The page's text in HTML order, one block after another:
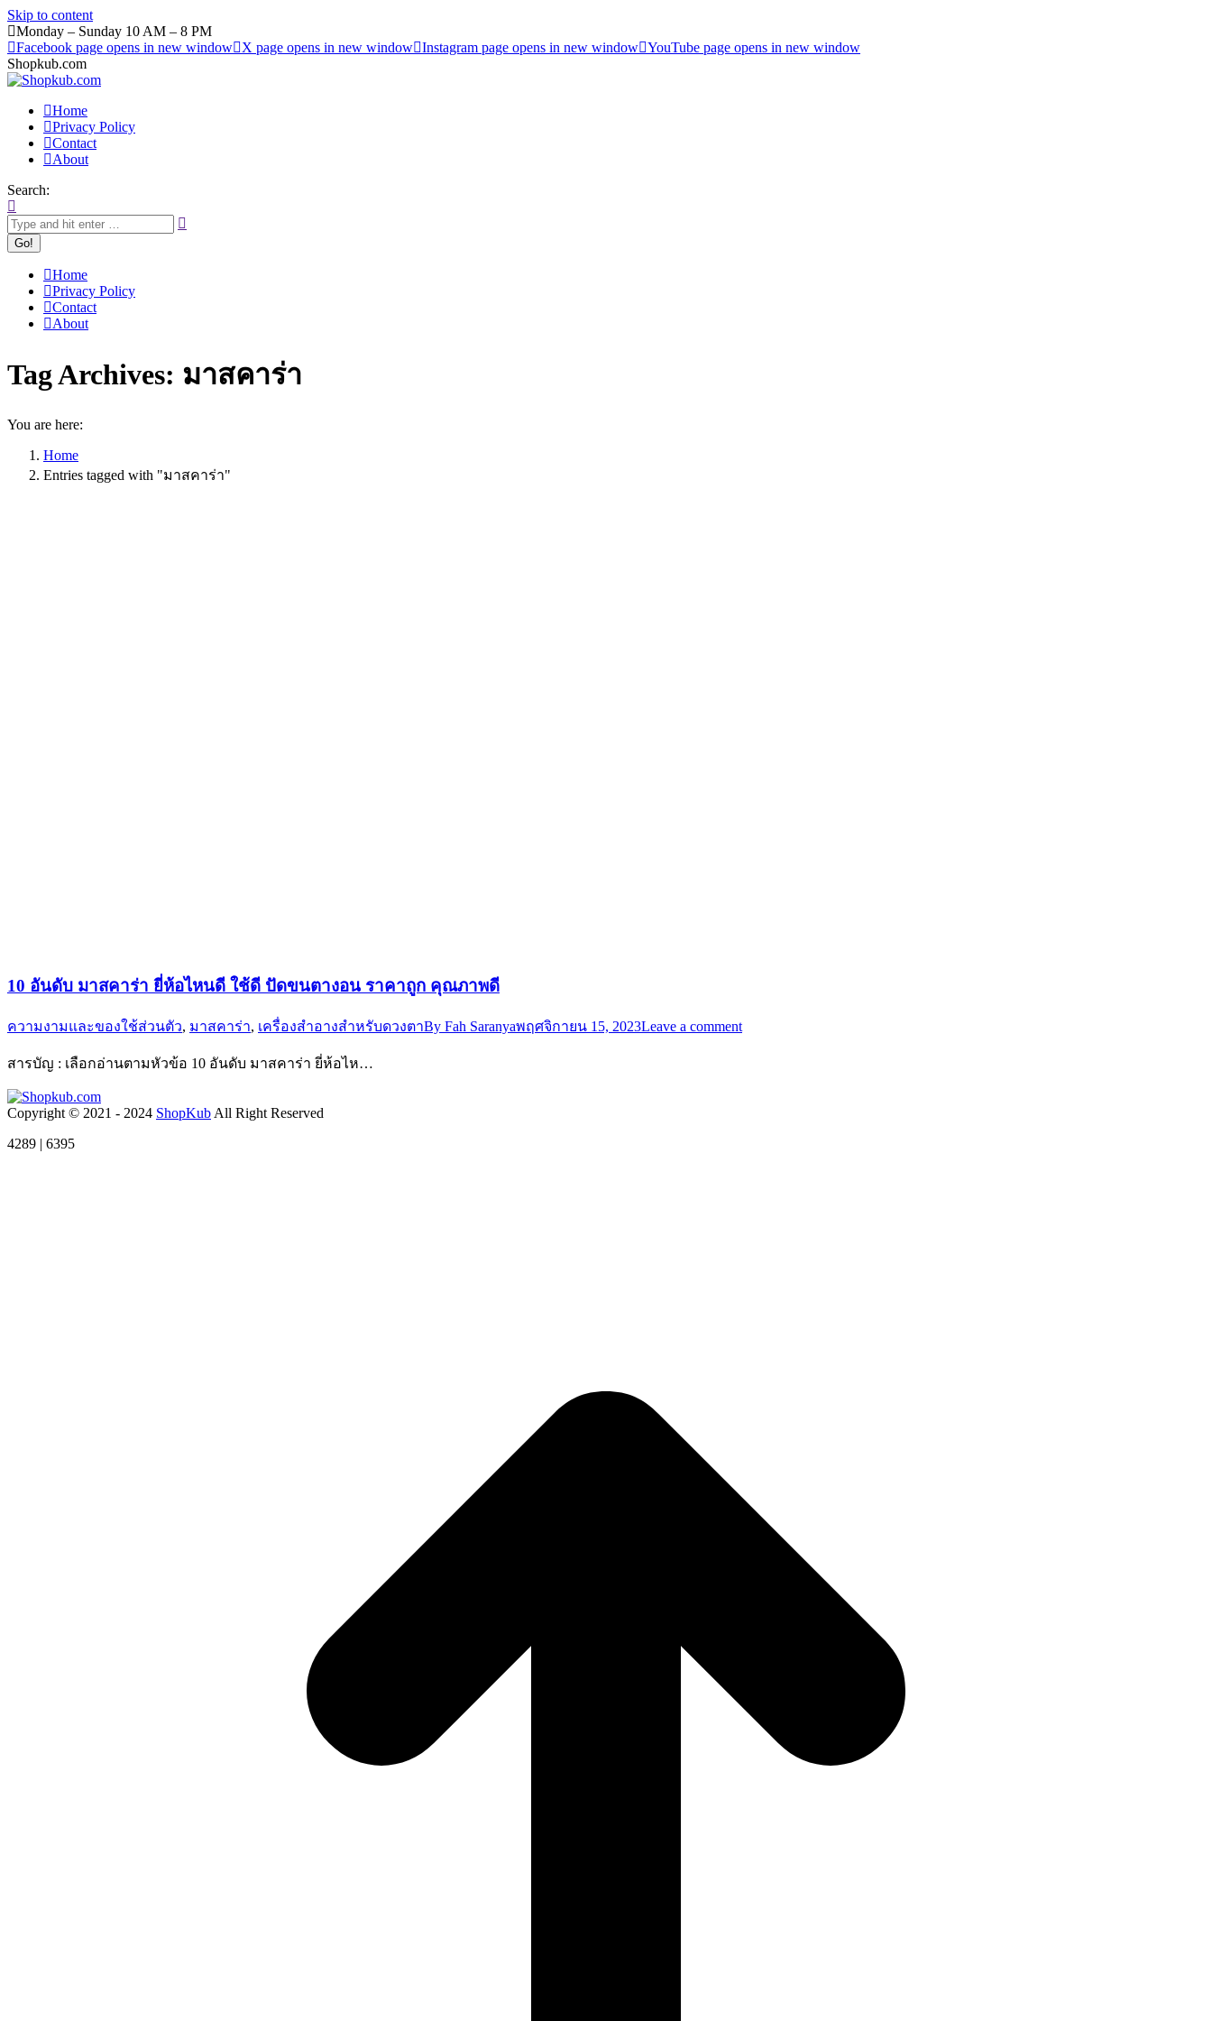
Skip to content
Monday – Sunday 10 AM – 8 PM
Facebook page opens in new window
X page opens in new window Instagram page opens in new window YouTube page opens in new window
Shopkub.com
Home
Privacy Policy
Contact
About
Search:
Home
Privacy Policy
Contact
About
Tag Archives: มาสคาร่า
You are here:
Home
Entries tagged with "มาสคาร่า"
10 อันดับ มาสคาร่า ยี่ห้อไหนดี ใช้ดี ปัดขนตางอน ราคาถูก คุณภาพดี
ความงามและของใช้ส่วนตัว, มาสคาร่า, เครื่องสำอางสำหรับดวงตาBy Fah Saranyaพฤศจิกายน 15, 2023Leave a comment
สารบัญ : เลือกอ่านตามหัวข้อ 10 อันดับ มาสคาร่า ยี่ห้อไห…
Copyright © 2021 - 2024 ShopKub All Right Reserved
4289 | 6395